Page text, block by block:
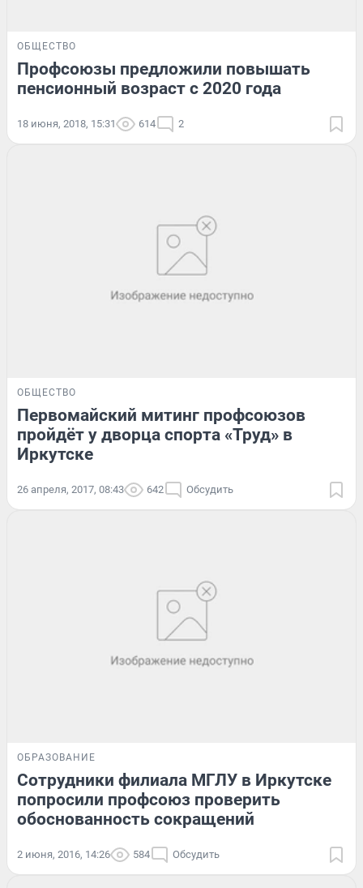
ОБЩЕСТВО
Профсоюзы предложили повышать
пенсионный возраст с 2020 года
18 июня, 2018, 15:31 614 2
ОБЩЕСТВО
Первомайский митинг профсоюзов
пройдёт у дворца спорта «Труд» в
Иркутске
26 апреля, 2017, 08:43 642 Обсудить
ОБРАЗОВАНИЕ
Сотрудники филиала МГЛУ в Иркутске
попросили профсоюз проверить
обоснованность сокращений
2 июня, 2016, 14:26 584 Обсудить